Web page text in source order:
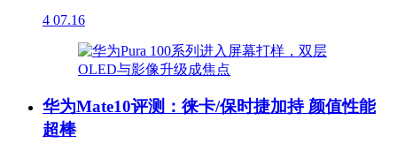
4 07.16
华为Mate10评测：徕卡/保时捷加持 颜值性能
超棒